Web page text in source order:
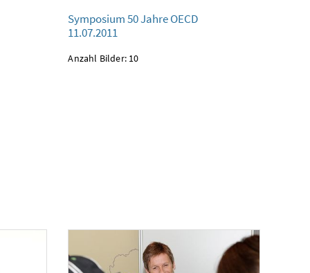
11.07.2011
Symposium 50 Jahre OECD
11.07.2011
Anzahl Bilder: 10